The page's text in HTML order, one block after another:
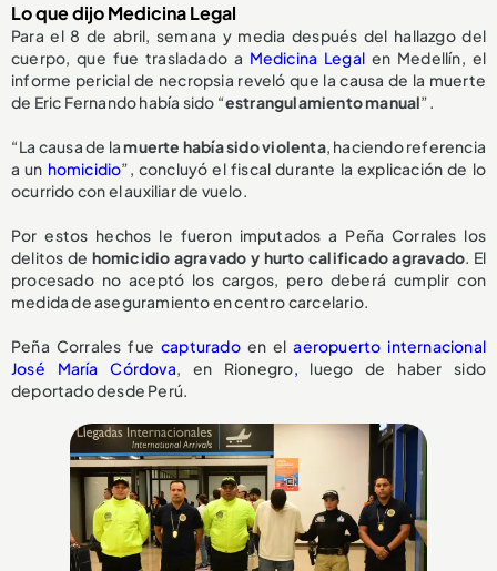
Lo que dijo Medicina Legal
Para el 8 de abril, semana y media después del hallazgo del
cuerpo, que fue trasladado a Medicina Legal en Medellín, el
informe pericial de necropsia reveló que la causa de la muerte
de Eric Fernando había sido “estrangulamiento manual”.
“La causa de lamuerte había sido violenta, haciendo referencia
a un homicidio”, concluyó el fiscal durante la explicación de lo
ocurrido con el auxiliar de vuelo.
Por estos hechos le fueron imputados a Peña Corrales los
delitos de homicidio agravado y hurto calificado agravado. El
procesado no aceptó los cargos, pero deberá cumplir con
medida de aseguramiento en centro carcelario.
Peña Corrales fue capturadoen elaeropuerto internacional
José María Córdova, en Rionegro, luego de haber sido
deportado desde Perú.